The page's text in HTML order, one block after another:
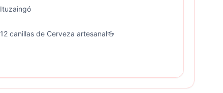
Ituzaingó
12 canillas de Cerveza artesanal🍻